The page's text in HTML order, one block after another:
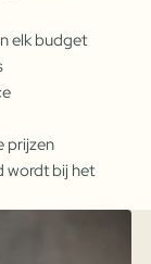
elk budget
prijzen
wordt bij het